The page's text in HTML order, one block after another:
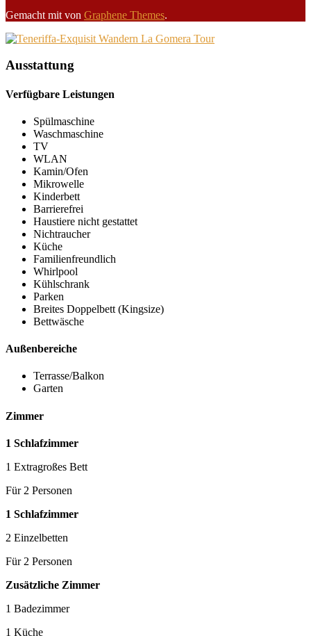
Gemacht mit von Graphene Themes.
Ausstattung
Verfügbare Leistungen
Spülmaschine
Waschmaschine
TV
WLAN
Kamin/Ofen
Mikrowelle
Kinderbett
Barrierefrei
Haustiere nicht gestattet
Nichtraucher
Küche
Familienfreundlich
Whirlpool
Kühlschrank
Parken
Breites Doppelbett (Kingsize)
Bettwäsche
Außenbereiche
Terrasse/Balkon
Garten
Zimmer
1 Schlafzimmer
1 Extragroßes Bett
Für 2 Personen
1 Schlafzimmer
2 Einzelbetten
Für 2 Personen
Zusätzliche Zimmer
1 Badezimmer
1 Küche